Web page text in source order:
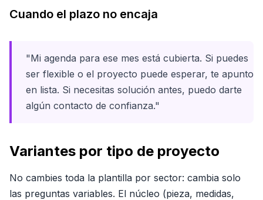
Cuando el plazo no encaja
"Mi agenda para ese mes está cubierta. Si puedes
ser flexible o el proyecto puede esperar, te apunto
en lista. Si necesitas solución antes, puedo darte
algún contacto de confianza."
Variantes por tipo de proyecto
No cambies toda la plantilla por sector: cambia solo
las preguntas variables. El núcleo (pieza, medidas,